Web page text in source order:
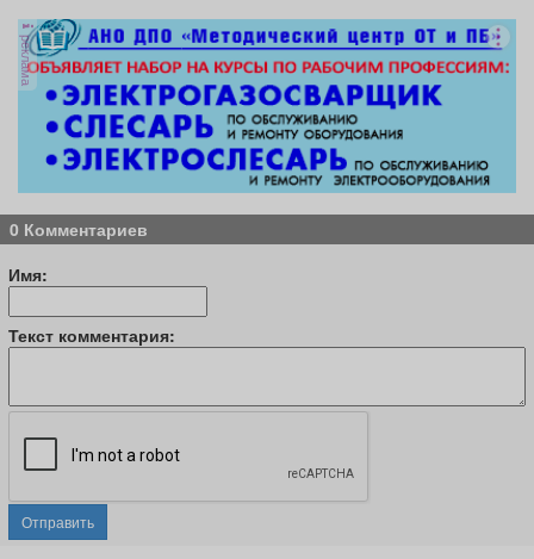
реклама
0 Комментариев
Имя:
Текст комментария:
Отправить